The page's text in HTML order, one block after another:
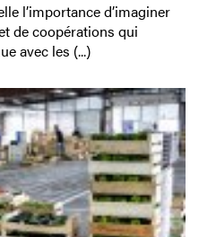
l’importance d’imaginer
de coopérations qui
avec les (...)